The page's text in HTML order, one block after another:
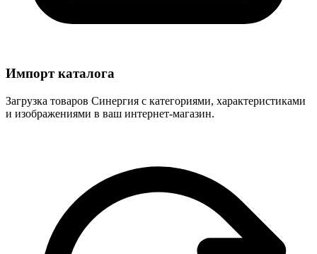
Импорт каталога
Загрузка товаров Синергия с категориями, характеристиками
и изображениями в ваш интернет-магазин.